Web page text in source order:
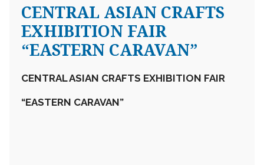
CENTRAL ASIAN CRAFTS
EXHIBITION FAIR
“EASTERN CARAVAN”
CENTRAL ASIAN CRAFTS EXHIBITION FAIR
“EASTERN CARAVAN”